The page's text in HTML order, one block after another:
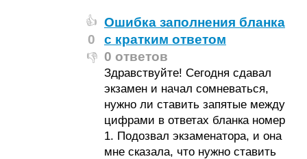
👍
0
👎
Ошибка заполнения бланка
с кратким ответом
0 ответов
Здравствуйте! Сегодня сдавал
экзамен и начал сомневаться,
нужно ли ставить запятые между
цифрами в ответах бланка номер
1. Подозвал экзаменатора, и она
мне сказала, что нужно ставить